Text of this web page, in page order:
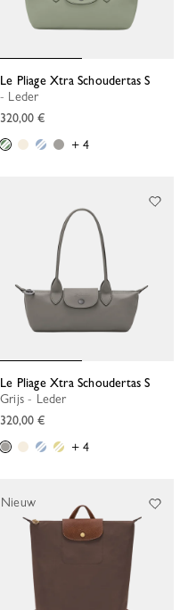
Le Pliage Xtra Schoudertas S
- Leder
320,00 €
+ 4
Le Pliage Xtra Schoudertas S
Grijs - Leder
320,00 €
+ 4
Nieuw